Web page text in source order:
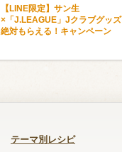
【LINE限定】サン生
×「J.LEAGUE」Jクラブグッズ
絶対もらえる！キャンペーン
テーマ別レシピ